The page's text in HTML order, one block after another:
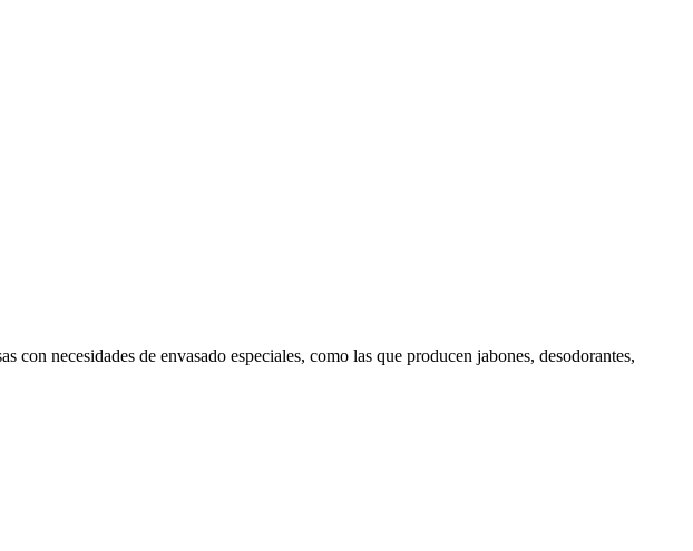
con necesidades de envasado especiales, como las que producen jabones, desodorantes,